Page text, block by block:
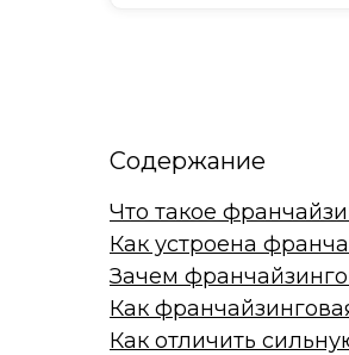
Содержание
Что такое
Как устроена
Зачем
Как
Как отличить